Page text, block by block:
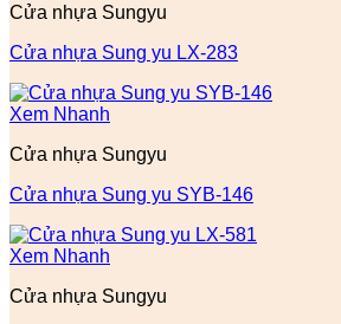
Cửa nhựa Sungyu
Cửa nhựa Sung yu LX-283
Xem Nhanh
Cửa nhựa Sungyu
Cửa nhựa Sung yu SYB-146
Xem Nhanh
Cửa nhựa Sungyu